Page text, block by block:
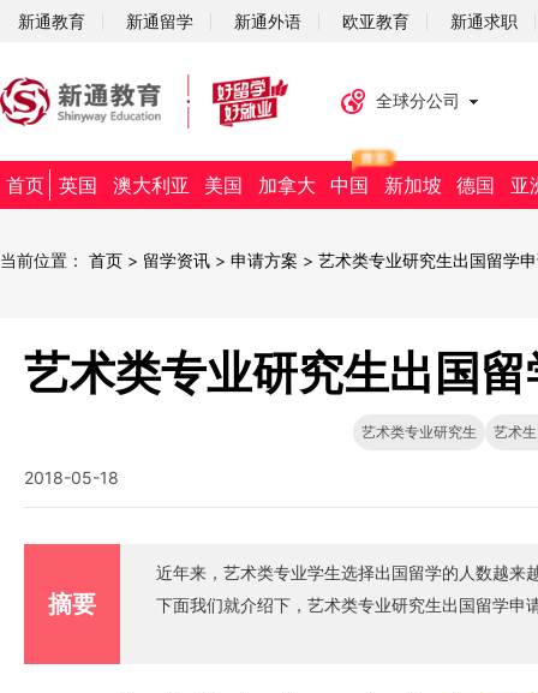
新通教育 新通留学 新通外语 欧亚教育 新通求职
全球分公司
首页 英国 澳大利亚 美国 加拿大 中国 新加坡 德国 亚
当前位置： 首页 > 留学资讯 > 申请方案 > 艺术类专业研究生出国留学
艺术类专业研究生出国
艺术类专业研究生 艺术
2018-05-18
摘要
近年来，艺术类专业学生选择出国留学的人数越
下面我们就介绍下，艺术类专业研究生出国留学申